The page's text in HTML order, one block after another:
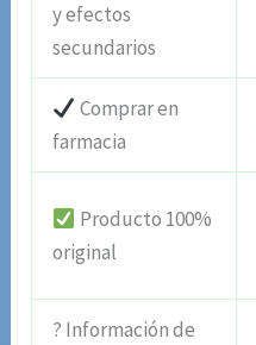
y efectos
secundarios
Comprar en
farmacia
Producto 100%
original
? Información de